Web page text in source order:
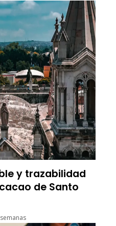
y trazabilidad
de Santo